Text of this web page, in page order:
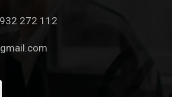
272 112